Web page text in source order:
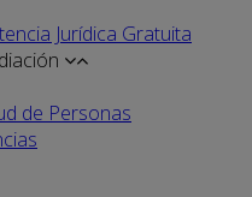
Jurídica Gratuita
de Personas